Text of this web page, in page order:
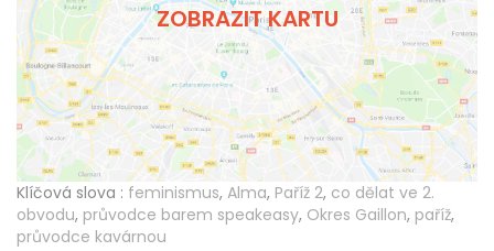
ZOBRAZIT KARTU
Klíčová slova : feminismus, Alma, Paříž 2, co dělat ve 2.
obvodu, průvodce barem speakeasy, Okres Gaillon, paříž,
průvodce kavárnou